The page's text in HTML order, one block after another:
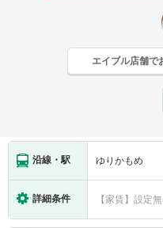
エイブル店舗で
沿線・駅 ゆりかもめ
詳細条件 【家賃】設定